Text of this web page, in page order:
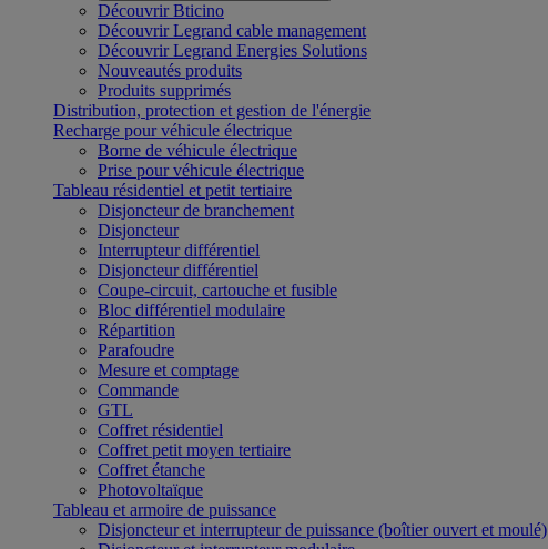
Découvrir Bticino
Découvrir Legrand cable management
Découvrir Legrand Energies Solutions
Nouveautés produits
Produits supprimés
Distribution, protection et gestion de l'énergie
Recharge pour véhicule électrique
Borne de véhicule électrique
Prise pour véhicule électrique
Tableau résidentiel et petit tertiaire
Disjoncteur de branchement
Disjoncteur
Interrupteur différentiel
Disjoncteur différentiel
Coupe-circuit, cartouche et fusible
Bloc différentiel modulaire
Répartition
Parafoudre
Mesure et comptage
Commande
GTL
Coffret résidentiel
Coffret petit moyen tertiaire
Coffret étanche
Photovoltaïque
Tableau et armoire de puissance
Disjoncteur et interrupteur de puissance (boîtier ouvert et moulé)